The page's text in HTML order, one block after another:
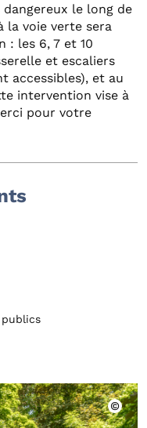
le long de
la voie verte sera
: les 6, 7 et 10
et escaliers
accessibles), et au
intervention vise à
pour votre
publics